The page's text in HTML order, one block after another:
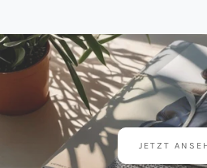
JETZT